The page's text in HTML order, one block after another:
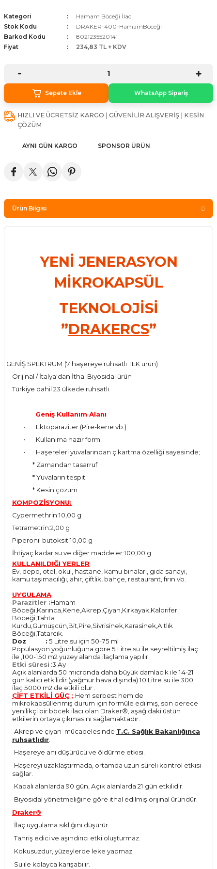
Cihazlar
Tel Çeşitleri
Kategori
Hamam Böceği İlacı
Stok Kodu
DRAKER-400-HamamBöceği
Barkod Kodu
8021235520141
Fiyat
234,83 TL + KDV
Sepete Ekle WhatsApp Sipariş
HIZLI VE ÜCRETSİZ KARGO | GÜVENİLİR ALIŞVERİŞ | KESİN
ÇÖZÜM
AYNI GÜN KARGO SPONSOR ÜRÜN
Ürün Bilgisi
YENİ JENERASYON
MİKROKAPSÜL
TEKNOLOJİSİ
”DRAKERCS”
GENİŞ SPEKTRUM (7 haşereye ruhsatlı TEK ürün)
Orijinal / İtalya'dan İthal Biyosidal ürün
Türkiye dahil 23 ülkede ruhsatlı
Geniş Kullanım Alanı
•
Ektoparaziter (Pire-kene vb.)
•
Kullanıma hazır form
•
Haşereleri yuvalarından çıkartma özelliği sayesinde;
* Zamandan tasarruf
* Yuvaların tespiti
* Kesin çözüm
KOMPOZİSYONU:
Cypermethrin:10,00 g
Tetrametrin:2,00 g
Piperonil butoksit:10,00 g
İhtiyaç kadar su ve diğer maddeler:100,00 g
KULLANILDIĞI YERLER
Ev, depo, otel, okul, hastane, kamu binaları, gıda sanayi,
kamu taşımacılığı, ahır, çiftlik, bahçe, restaurant, fırın vb.
UYGULAMA
Parazitler :Hamam
Böceği,Karınca,Kene,Akrep,Çiyan,Kırkayak,Kalorifer
Böceği,Tahta
Kurdu,Gümüşcün,Bit,Pire,Sivrisinek,Karasinek,Altlık
Böceği,Tatarcık.
Doz : 5 Litre su için 50-75 ml
Popülasyon yoğunluğuna göre 5 Litre su ile seyreltilmiş ilaç
ile ,100-150 m2 yüzey alanda ilaçlama yapılır.
Etki süresi :3 Ay
Açık alanlarda 50 micronda daha büyük damlacık ile 14-21
gün kalıcı etkilidir (yağmur hava dışında) 10 Litre su ile 300
ilaç 5000 m2 de etkili olur .
ÇİFT ETKİLİ GÜÇ ; Hem serbest hem de
mikrokapsüllenmiş durum için formüle edilmiş, son derece
yenilikçi bir böcek ilacı olan Draker®, aşağıdaki üstün
etkilerin ortaya çıkmasını sağlamaktadır.
Akrep ve çiyan mücadelesinde T.C. Sağlık Bakanlığınca
ruhsatlıdır
Haşereye ani düşürücü ve öldürme etkisi.
Haşereyi uzaklaştırmada, ortamda uzun süreli kontrol etkisi
sağlar.
Kapalı alanlarda 90 gün, Açık alanlarda 21 gün etkilidir.
Biyosidal yönetmeliğine göre ithal edilmiş orijinal üründür.
Draker®
İlaç uygulama sıklığını düşürür.
Tahriş edici ve aşındırıcı etki oluşturmaz.
Kokusuzdur, yüzeylerde leke yapmaz.
Su ile kolayca karışabilir.